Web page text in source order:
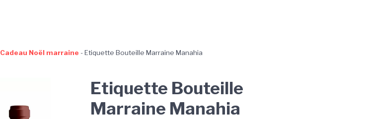
Cadeau Noël marraine -Etiquette Bouteille Marraine Manahia
Etiquette Bouteille
Marraine Manahia